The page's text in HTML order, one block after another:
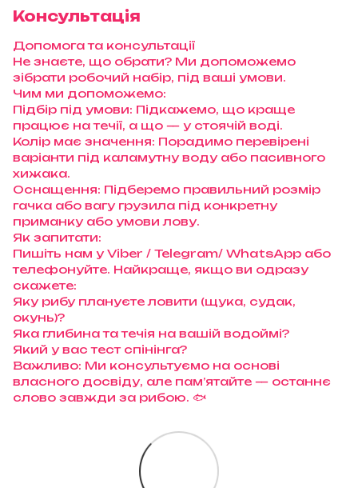
Консультація
Допомога та консультації
Не знаєте, що обрати? Ми допоможемо
зібрати робочий набір, під ваші умови.
Чим ми допоможемо:
Підбір під умови: Підкажемо, що краще
працює на течії, а що — у стоячій воді.
Колір має значення: Порадимо перевірені
варіанти під каламутну воду або пасивного
хижака.
Оснащення: Підберемо правильний розмір
гачка або вагу грузила під конкретну
приманку або умови лову.
Як запитати:
Пишіть нам у Viber / Telegram/ WhatsApp або
телефонуйте. Найкраще, якщо ви одразу
скажете:
Яку рибу плануєте ловити (щука, судак,
окунь)?
Яка глибина та течія на вашій водоймі?
Який у вас тест спінінга?
Важливо: Ми консультуємо на основі
власного досвіду, але пам’ятайте — останнє
слово завжди за рибою. 🐟